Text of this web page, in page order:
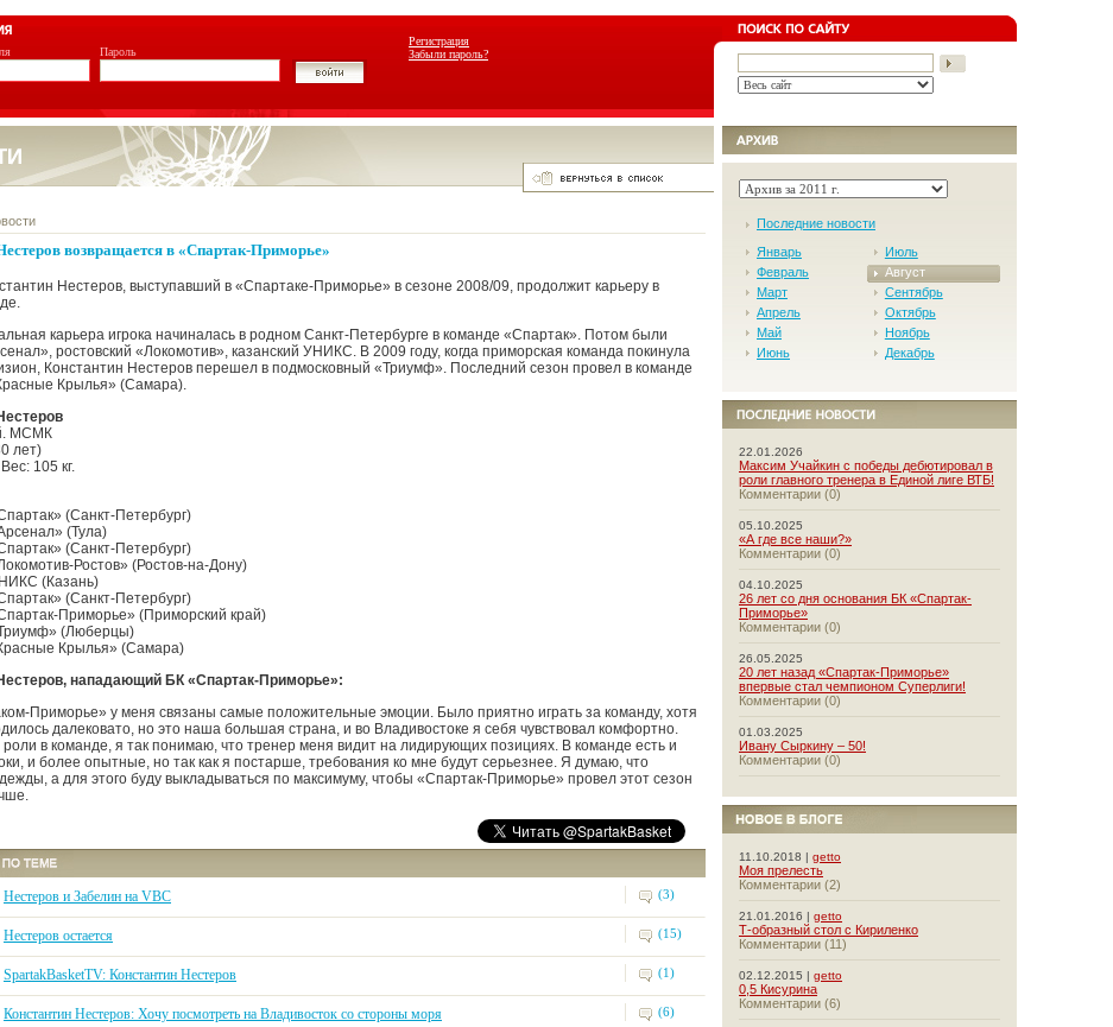
Регистрация
Забыли пароль?
Пароль
возвращается в «Спартак-Приморье»
Нестеров, выступавший в «Спартаке-Приморье» в сезоне 2008/09, продолжит карьеру в
карьера игрока начиналась в родном Санкт-Петербурге в команде «Спартак». Потом были
ростовский «Локомотив», казанский УНИКС. В 2009 году, когда приморская команда покинула
Константин Нестеров перешел в подмосковный «Триумф». Последний сезон провел в команде
Крылья» (Самара).
МСМК
лет)
105 кг.
(Санкт-Петербург)
(Тула)
(Санкт-Петербург)
Ростов» (Ростов-на-Дону)
(Казань)
(Санкт-Петербург)
Приморье» (Приморский край)
(Люберцы)
Крылья» (Самара)
нападающий БК «Спартак-Приморье»:
Приморье» у меня связаны самые положительные эмоции. Было приятно играть за команду, хотя
далековато, но это наша большая страна, и во Владивостоке я себя чувствовал комфортно.
роли в команде, я так понимаю, что тренер меня видит на лидирующих позициях. В команде есть и
и более опытные, но так как я постарше, требования ко мне будут серьезнее. Я думаю, что
а для этого буду выкладываться по максимуму, чтобы «Спартак-Приморье» провел этот сезон
Нестеров и Забелин на VBC (3)
Нестеров остается (15)
SpartakBasketTV: Константин Нестеров (1)
Константин Нестеров: Хочу посмотреть на Владивосток со стороны моря (6)
Последние новости
Январь
Февраль
Март
Апрель
Май
Июнь
Июль
Август
Сентябрь
Октябрь
Ноябрь
Декабрь
22.01.2026
Максим Учайкин с победы дебютировал в
роли главного тренера в Единой лиге ВТБ!
Комментарии (0)
05.10.2025
«А где все наши?»
Комментарии (0)
04.10.2025
26 лет со дня основания БК «Спартак-
Приморье»
Комментарии (0)
26.05.2025
20 лет назад «Спартак-Приморье»
впервые стал чемпионом Суперлиги!
Комментарии (0)
01.03.2025
Ивану Сыркину – 50!
Комментарии (0)
11.10.2018 | getto
Моя прелесть
Комментарии (2)
21.01.2016 | getto
Т-образный стол с Кириленко
Комментарии (11)
02.12.2015 | getto
0,5 Кисурина
Комментарии (6)